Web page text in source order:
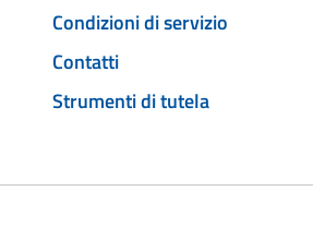
Condizioni di servizio
Contatti
Strumenti di tutela